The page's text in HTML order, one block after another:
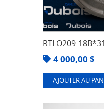
RTLO209-
4 000,00 $
AJOUTER AU